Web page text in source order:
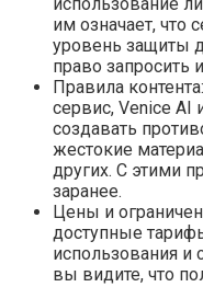
им означает, что
уровень защиты
право
Правила
сервис, Venice AI
создавать
жестокие
других. С этими
заранее.
Цены и
доступные
использования и
вы видите, что